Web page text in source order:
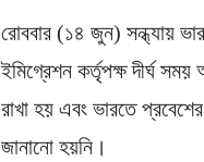
রোববার (১৪ জুন) সন্ধ্যায়
ইমিগ্রেশন কর্তৃপক্ষ দীর্ঘ
রাখা হয় এবং ভারতে
জানানো হয়নি।